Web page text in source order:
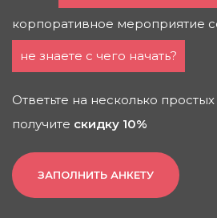
корпоративное мероприятие
не знаете с чего начать?
Ответьте на несколько
получите скидку 10%
ЗАПОЛНИТЬ АНКЕТУ